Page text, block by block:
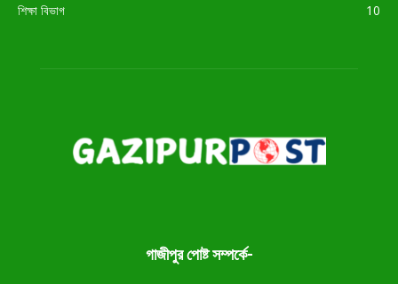
শিক্ষা বিভাগ
10
গাজীপুর পোষ্ট সম্পর্কে-